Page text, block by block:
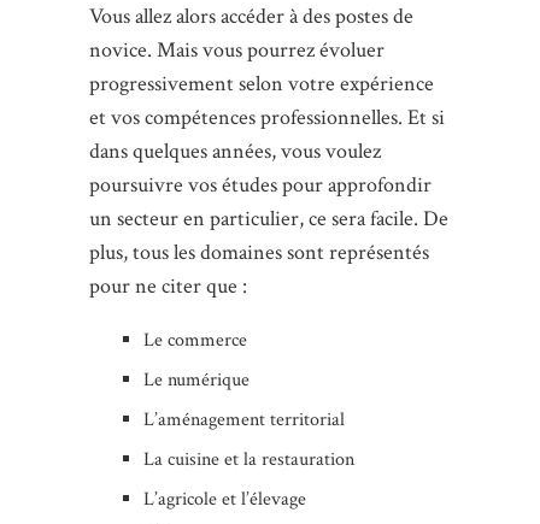
Vous allez alors accéder à des postes de
novice. Mais vous pourrez évoluer
progressivement selon votre expérience
et vos compétences professionnelles. Et si
dans quelques années, vous voulez
poursuivre vos études pour approfondir
un secteur en particulier, ce sera facile. De
plus, tous les domaines sont représentés
pour ne citer que :
Le commerce
Le numérique
L’aménagement territorial
La cuisine et la restauration
L’agricole et l’élevage